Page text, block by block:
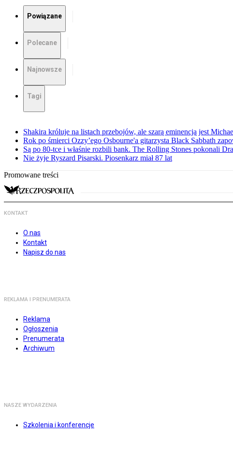
Powiązane
Polecane
Najnowsze
Tagi
Shakira króluje na listach przebojów, ale szarą eminencją jest
Rok po śmierci Ozzy’ego Osbourne'a gitarzysta Black Sabbath
Są po 80-tce i właśnie rozbili bank. The Rolling Stones pokonali
Nie żyje Ryszard Pisarski. Piosenkarz miał 87 lat
Promowane treści
KONTAKT
O nas
Kontakt
Napisz do nas
REKLAMA I PRENUMERATA
Reklama
Ogłoszenia
Prenumerata
Archiwum
NASZE WYDARZENIA
Szkolenia i konferencje